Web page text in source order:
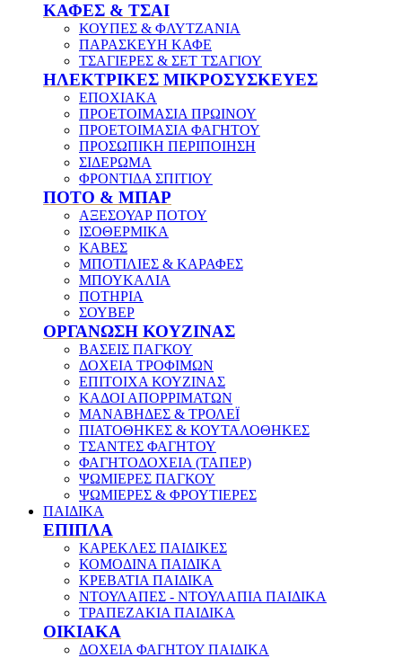
ΚΑΦΕΣ & ΤΣΑΙ
ΚΟΥΠΕΣ & ΦΛΥΤΖΑΝΙΑ
ΠΑΡΑΣΚΕΥΗ ΚΑΦΕ
ΤΣΑΓΙΕΡΕΣ & ΣΕΤ ΤΣΑΓΙΟΥ
ΗΛΕΚΤΡΙΚΕΣ ΜΙΚΡΟΣΥΣΚΕΥΕΣ
ΕΠΟΧΙΑΚΑ
ΠΡΟΕΤΟΙΜΑΣΙΑ ΠΡΩΙΝΟΥ
ΠΡΟΕΤΟΙΜΑΣΙΑ ΦΑΓΗΤΟΥ
ΠΡΟΣΩΠΙΚΗ ΠΕΡΙΠΟΙΗΣΗ
ΣΙΔΕΡΩΜΑ
ΦΡΟΝΤΙΔΑ ΣΠΙΤΙΟΥ
ΠΟΤΟ & ΜΠΑΡ
ΑΞΕΣΟΥΑΡ ΠΟΤΟΥ
ΙΣΟΘΕΡΜΙΚΑ
ΚΑΒΕΣ
ΜΠΟΤΙΛΙΕΣ & ΚΑΡΑΦΕΣ
ΜΠΟΥΚΑΛΙΑ
ΠΟΤΗΡΙΑ
ΣΟΥΒΕΡ
ΟΡΓΑΝΩΣΗ ΚΟΥΖΙΝΑΣ
ΒΑΣΕΙΣ ΠΑΓΚΟΥ
ΔΟΧΕΙΑ ΤΡΟΦΙΜΩΝ
ΕΠΙΤΟΙΧΑ ΚΟΥΖΙΝΑΣ
ΚΑΔΟΙ ΑΠΟΡΡΙΜΑΤΩΝ
ΜΑΝΑΒΗΔΕΣ & ΤΡΟΛΕΪ
ΠΙΑΤΟΘΗΚΕΣ & ΚΟΥΤΑΛΟΘΗΚΕΣ
ΤΣΑΝΤΕΣ ΦΑΓΗΤΟΥ
ΦΑΓΗΤΟΔΟΧΕΙΑ (ΤΑΠΕΡ)
ΨΩΜΙΕΡΕΣ ΠΑΓΚΟΥ
ΨΩΜΙΕΡΕΣ & ΦΡΟΥΤΙΕΡΕΣ
ΠΑΙΔΙΚΑ
ΕΠΙΠΛΑ
ΚΑΡΕΚΛΕΣ ΠΑΙΔΙΚΕΣ
ΚΟΜΟΔΙΝΑ ΠΑΙΔΙΚΑ
ΚΡΕΒΑΤΙΑ ΠΑΙΔΙΚΑ
ΝΤΟΥΛΑΠΕΣ - ΝΤΟΥΛΑΠΙΑ ΠΑΙΔΙΚΑ
ΤΡΑΠΕΖΑΚΙΑ ΠΑΙΔΙΚΑ
ΟΙΚΙΑΚΑ
ΔΟΧΕΙΑ ΦΑΓΗΤΟΥ ΠΑΙΔΙΚΑ